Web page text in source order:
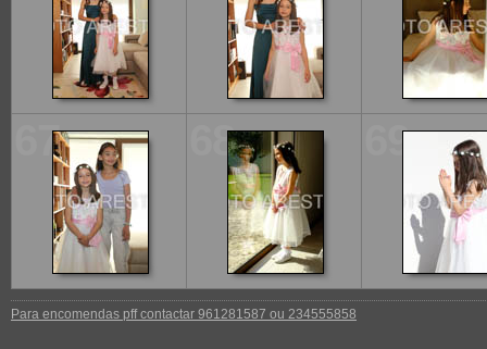
67 68 69
Para encomendas pff contactar 961281587 ou 234555858